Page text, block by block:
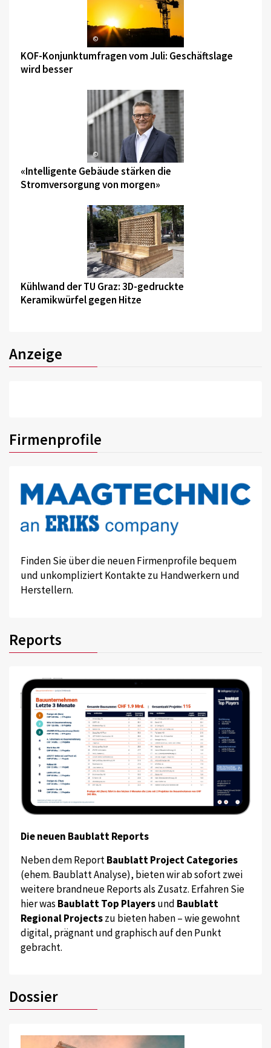
©
KOF-Konjunktumfragen vom Juli: Geschäftslage
wird besser
©
«Intelligente Gebäude stärken die
Stromversorgung von morgen»
©
Kühlwand der TU Graz: 3D-gedruckte
Keramikwürfel gegen Hitze
Anzeige
Firmenprofile
Finden Sie über die neuen Firmenprofile bequem
und unkompliziert Kontakte zu Handwerkern und
Herstellern.
Reports
Die neuen Baublatt Reports
Neben dem ReportBaublatt Project Categories
(ehem. Baublatt Analyse), bieten wir ab sofort zwei
weitere brandneue Reports als Zusatz. Erfahren Sie
hier was Baublatt Top Playersund Baublatt
Regional Projectszu bieten haben – wie gewohnt
digital, prägnant und graphisch auf den Punkt
gebracht.
Dossier